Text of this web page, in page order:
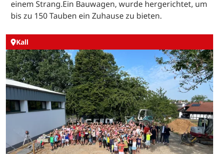
einem Strang.Ein Bauwagen, wurde hergerichtet, um
bis zu 150 Tauben ein Zuhause zu bieten.
Kall